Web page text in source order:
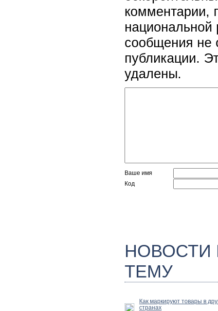
комментарии,
национальной
сообщения не
публикации.
удалены.
Ваше имя
Код
ТЕМУ
Как маркируют товары в
странах